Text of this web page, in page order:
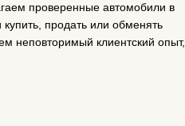
проверенные автомобили в
продать или обменять
неповторимый клиентский опыт,